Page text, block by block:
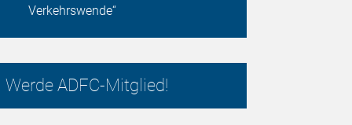
Verkehrswende“
Werde ADFC-Mitglied!